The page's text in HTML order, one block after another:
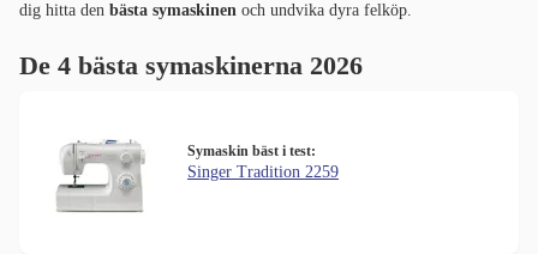
dig hitta den bästa symaskinen och undvika dyra felköp.
De 4 bästa symaskinerna 2026
Symaskin bäst i test:
Singer Tradition 2259